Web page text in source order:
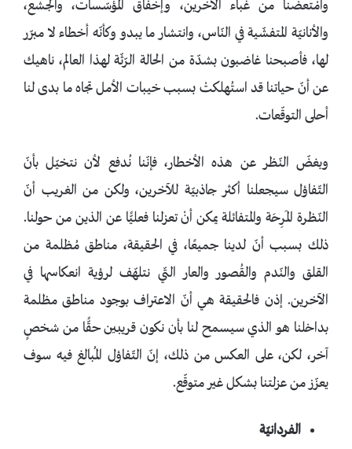
وامْتعضنا من غباء الآخرين، وإخفاق المؤسّسات، والجشع،
والأنانيّة المتفشّية في النّاس، وانتشار ما يبدو وكأنّه أخطاء لا مبرّر
لها، فأصبحنا غاضبون بشدّة من الحالة الرّثّة لهذا العالم، ناهيك
عن أنّ حياتنا قد استُهلكتْ بسبب خيبات الأمل تجاه ما بدى لنا
أحلى التوقّعات.
وبغضّ النّظر عن هذه الأخطار، فإنّنا نُدفع لأن نتخيّل بأنّ
التّفاؤل سيجعلنا أكثر جاذبيّة للآخرين، ولكن من الغريب أنّ
النّظرة المَرِحَة والمتفائلة يمكن أنْ تعزلنا فعليًّا عن الذين من حولنا.
ذلك بسبب أنّ لدينا جميعًا، في الحقيقة، مناطق مُظلمة من
القلق والنّدم والقُصور والعار التّي نتلهّف لرؤية انعكاسها في
الآخرين. إذن فالحقيقة هي أنّ الاعتراف بوجود مناطق مظلمة
بداخلنا هو الذي سيسمح لنا بأن نكون قريبين حقًّا من شخصٍ
آخر، لكن، على العكس من ذلك، إنّ التّفاؤل المُبالغ فيه سوف
يعزّز من عزلتنا بشكل غير متوقّع.
الفردانيّة